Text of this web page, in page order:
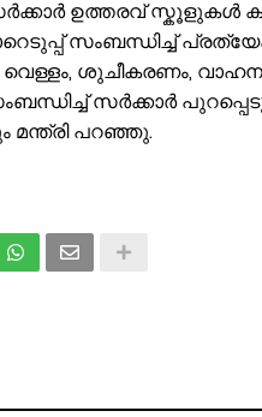
ഉ​ത്ത​ര​വ്​ സ്കൂ​ളു​ക​ൾ
സം​ബ​ന്ധി​ച്ച്​
വെ​ള്ളം, ശു​ചീ​ക​ര​ണം,
സ​ർ​ക്കാ​ർ
മ​ന്ത്രി പ​റ​ഞ്ഞു.